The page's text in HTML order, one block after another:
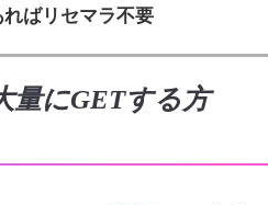
ばリセマラ不要
量にGETする方